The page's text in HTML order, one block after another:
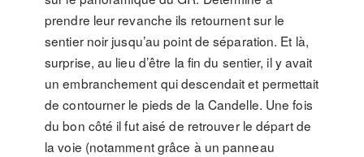
prendre leur revanche ils retournent sur le
sentier noir jusqu’au point de séparation. Et là,
surprise, au lieu d’être la fin du sentier, il y avait
un embranchement qui descendait et permettait
de contourner le pieds de la Candelle. Une fois
du bon côté il fut aisé de retrouver le départ de
la voie (notamment grâce à un panneau